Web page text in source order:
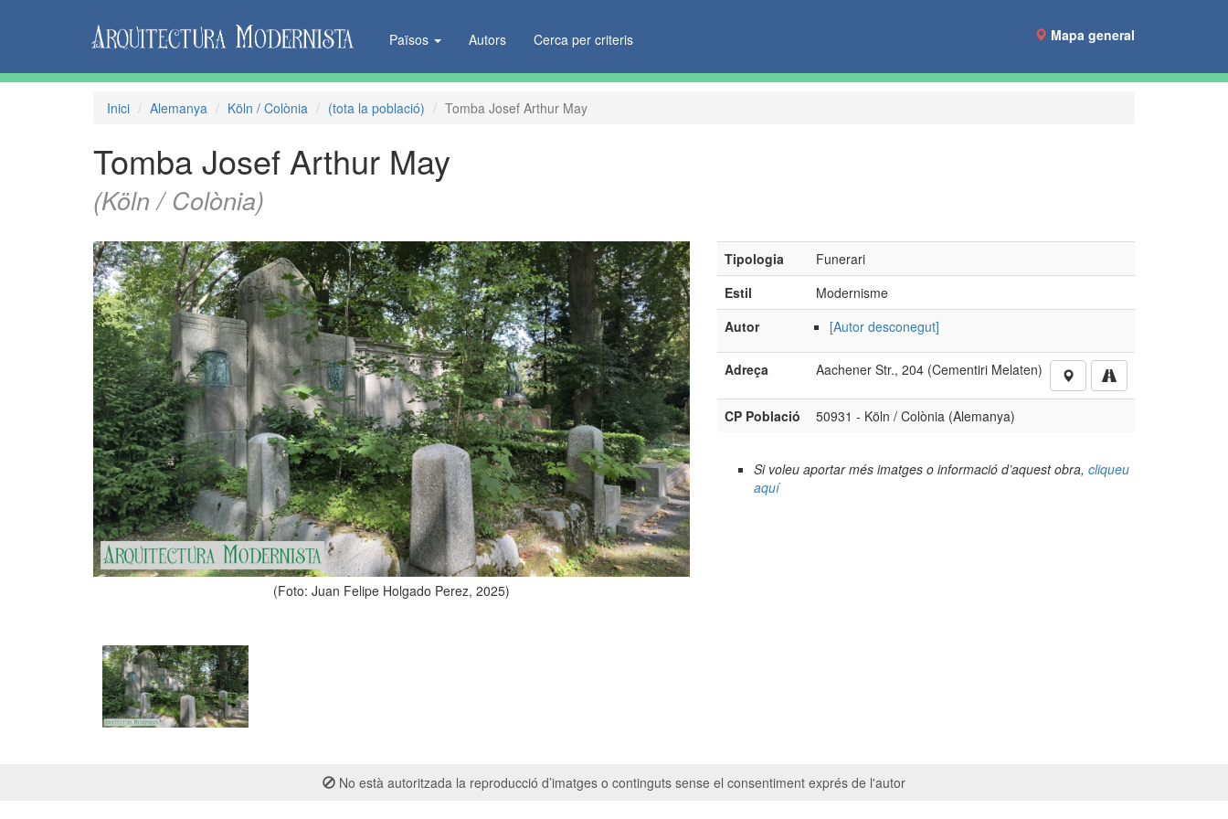
Països Autors Cerca per criteris Mapa general
Inici Alemanya Köln / Colònia (tota la població) Tomba Josef Arthur May
Tomba Josef Arthur May
(Köln / Colònia)
(Foto: Juan Felipe Holgado Perez, 2025)
Tipologia
Funerari
Estil
Modernisme
Autor
[Autor desconegut]
Adreça Aachener Str., 204 (Cementiri Melaten)
CP Població 50931 - Köln / Colònia (Alemanya)
Si voleu aportar més imatges o informació d’aquest obra, cliqueu
aquí
No està autoritzada la reproducció d’imatges o continguts sense el consentiment exprés de l'autor